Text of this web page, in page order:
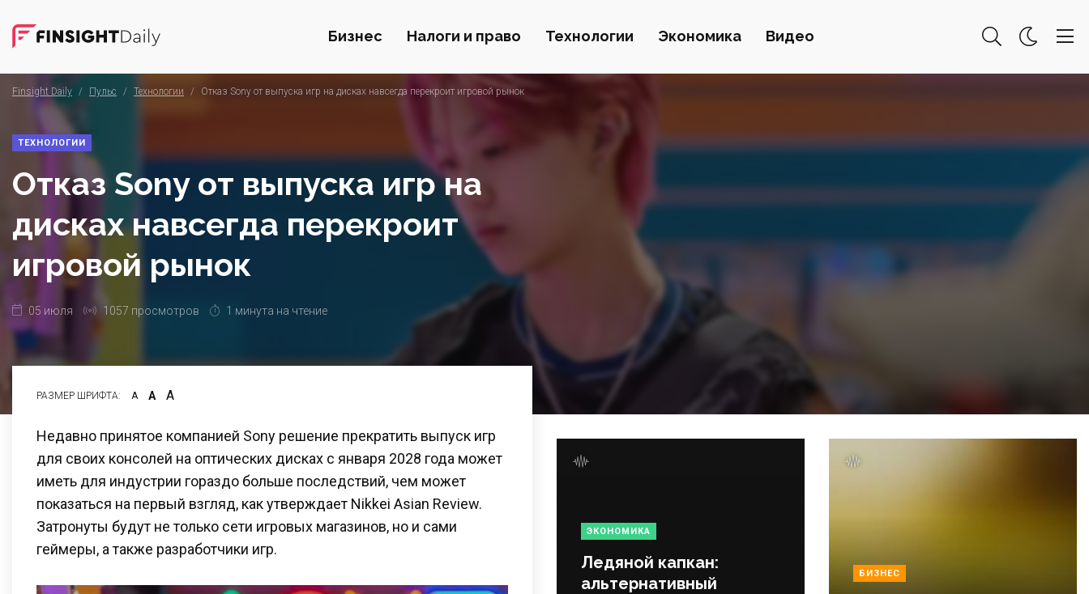
Бизнес Налоги и право Технологии Экономика Видео
Finsight Daily / Пульс / Технологии / Отказ Sony от выпуска игр на дисках навсегда перекроит игровой рынок
ТЕХНОЛОГИИ
Отказ Sony от выпуска игр на
дисках навсегда перекроит
игровой рынок
05 июля 1057 просмотров 1 минута на чтение
РАЗМЕР ШРИФТА: А А А
Недавно принятое компанией Sony решение прекратить выпуск игр
для своих консолей на оптических дисках с января 2028 года может
иметь для индустрии гораздо больше последствий, чем может
показаться на первый взгляд, как утверждает Nikkei Asian Review.
Затронуты будут не только сети игровых магазинов, но и сами
геймеры, а также разработчики игр.
ЭКОНОМИКА
Ледяной капкан:
альтернативный
БИЗНЕС